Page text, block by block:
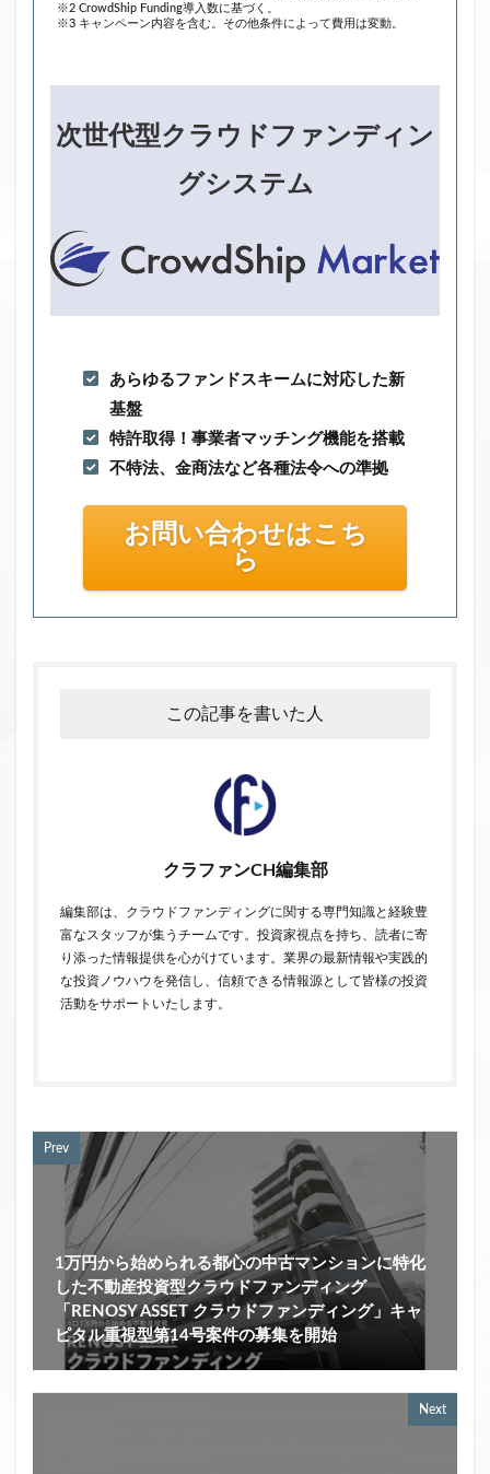
※2 CrowdShip Funding導入数に基づく。
※3 キャンペーン内容を含む。その他条件によって費用は変動。
次世代型クラウドファンディン
グシステム
あらゆるファンドスキームに対応した新
基盤
特許取得！事業者マッチング機能を搭載
不特法、金商法など各種法令への準拠
お問い合わせはこち
ら
この記事を書いた人
クラファンCH編集部
編集部は、クラウドファンディングに関する専門知識と経験豊
富なスタッフが集うチームです。投資家視点を持ち、読者に寄
り添った情報提供を心がけています。業界の最新情報や実践的
な投資ノウハウを発信し、信頼できる情報源として皆様の投資
活動をサポートいたします。
Prev
1万円から始められる都心の中古マンションに特化
した不動産投資型クラウドファンディング
「RENOSY ASSET クラウドファンディング」キャ
ピタル重視型第14号案件の募集を開始
Next